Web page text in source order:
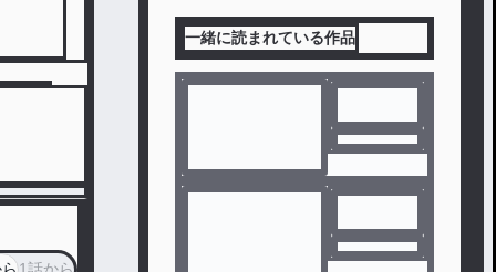
一緒に読まれている作品